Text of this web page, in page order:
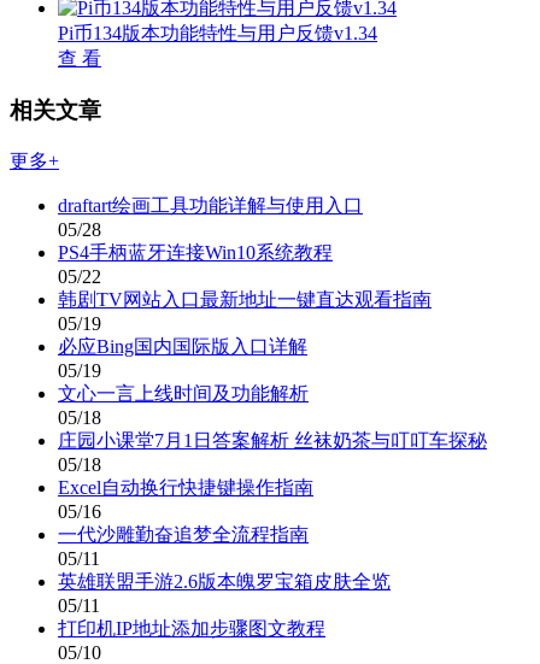
Pi币134版本功能特性与用户反馈v1.34
查 看
相关文章
更多+
draftart绘画工具功能详解与使用入口
05/28
PS4手柄蓝牙连接Win10系统教程
05/22
韩剧TV网站入口最新地址一键直达观看指南
05/19
必应Bing国内国际版入口详解
05/19
文心一言上线时间及功能解析
05/18
庄园小课堂7月1日答案解析 丝袜奶茶与叮叮车探秘
05/18
Excel自动换行快捷键操作指南
05/16
一代沙雕勤奋追梦全流程指南
05/11
英雄联盟手游2.6版本魄罗宝箱皮肤全览
05/11
打印机IP地址添加步骤图文教程
05/10